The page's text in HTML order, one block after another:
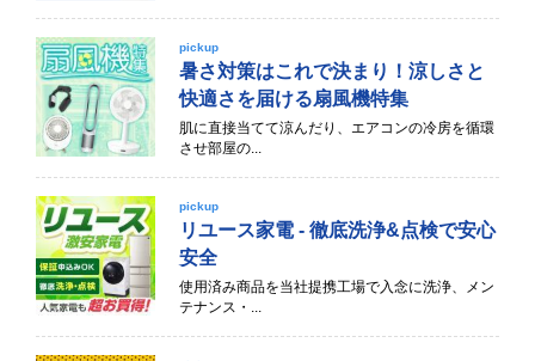
pickup
暑さ対策はこれで決まり！涼しさと
快適さを届ける扇風機特集
肌に直接当てて涼んだり、エアコンの冷房を循環
させ部屋の...
pickup
リユース家電 - 徹底洗浄&点検で安心
安全
使用済み商品を当社提携工場で入念に洗浄、メン
テナンス・...